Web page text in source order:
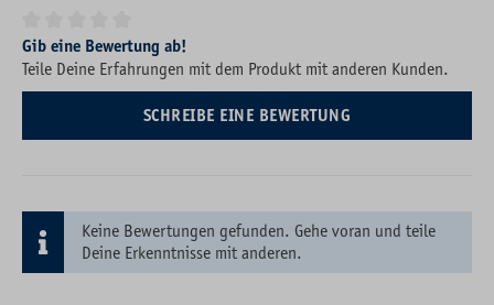
Durchschnittliche Bewertung von 0 von 5 Sternen
Gib eine Bewertung ab!
Teile Deine Erfahrungen mit dem Produkt mit anderen Kunden.
SCHREIBE EINE BEWERTUNG
Keine Bewertungen gefunden. Gehe voran und teile
Deine Erkenntnisse mit anderen.